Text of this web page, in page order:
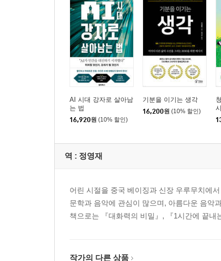
AI 시대 강자로 살아남
는 법
16,920원 (10% 할인)
기분을 이기는 생각
16,200원 (10% 할인)
역 : 정영재
어린 시절을 중국 베이징과 신장 우루무치에
문학과 음악에 관심이 많으며, 아름다운 음악
책으로는 『대화력의 비밀』, 『1시간에 끝내
작가의 다른 상품